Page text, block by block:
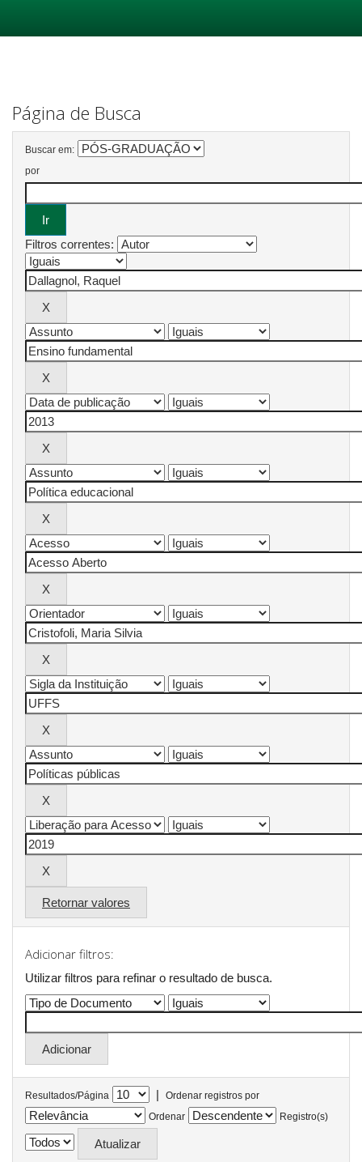
Página de Busca
Buscar em:
por
Filtros correntes:
Retornar valores
Adicionar filtros:
Utilizar filtros para refinar o resultado de busca.
Resultados/Página |
Ordenar registros por
Ordenar
Registro(s)